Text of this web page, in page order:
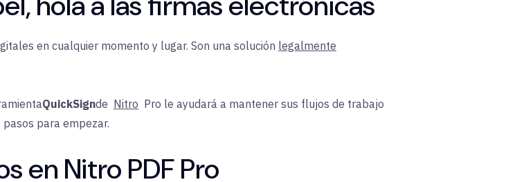
en cualquier momento y lugar. Son una solución legalmente
QuickSignde Nitro Pro le ayudará a mantener sus flujos de trabajo
para empezar.
en Nitro PDF Pro